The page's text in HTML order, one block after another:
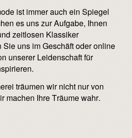
ist immer auch ein Spiegel
es uns zur Aufgabe, Ihnen
zeitlosen Klassiker
uns im Geschäft oder online
unserer Leidenschaft für
träumen wir nicht nur von
machen Ihre Träume wahr.